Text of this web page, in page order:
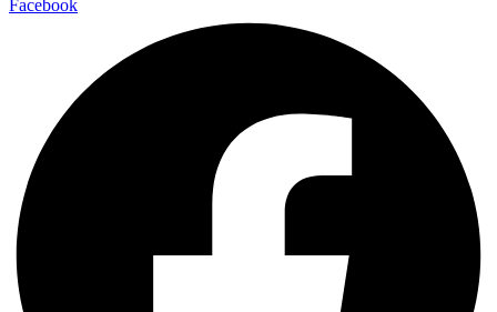
Facebook